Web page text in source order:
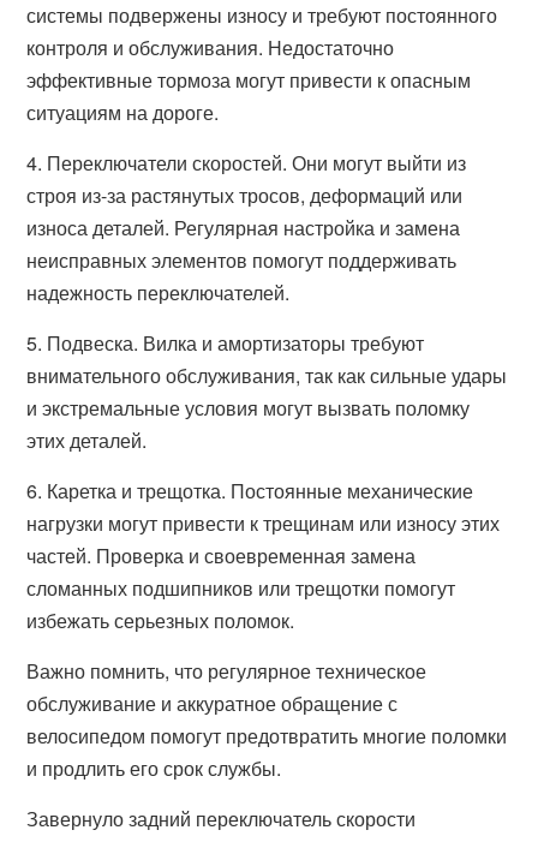
системы подвержены износу и требуют постоянного
контроля и обслуживания. Недостаточно
эффективные тормоза могут привести к опасным
ситуациям на дороге.
4. Переключатели скоростей. Они могут выйти из
строя из-за растянутых тросов, деформаций или
износа деталей. Регулярная настройка и замена
неисправных элементов помогут поддерживать
надежность переключателей.
5. Подвеска. Вилка и амортизаторы требуют
внимательного обслуживания, так как сильные удары
и экстремальные условия могут вызвать поломку
этих деталей.
6. Каретка и трещотка. Постоянные механические
нагрузки могут привести к трещинам или износу этих
частей. Проверка и своевременная замена
сломанных подшипников или трещотки помогут
избежать серьезных поломок.
Важно помнить, что регулярное техническое
обслуживание и аккуратное обращение с
велосипедом помогут предотвратить многие поломки
и продлить его срок службы.
Завернуло задний переключатель скорости